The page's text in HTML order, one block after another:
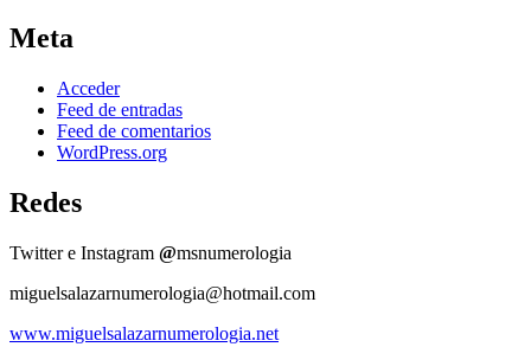
Meta
Acceder
Feed de entradas
Feed de comentarios
WordPress.org
Redes
Twitter e Instagram @msnumerologia
miguelsalazarnumerologia@hotmail.com
www.miguelsalazarnumerologia.net